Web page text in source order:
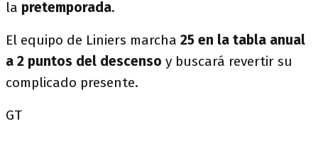
la pretemporada.
El equipo de Liniers marcha 25 en la tabla anual
a 2 puntos del descenso y buscará revertir su
complicado presente.
GT